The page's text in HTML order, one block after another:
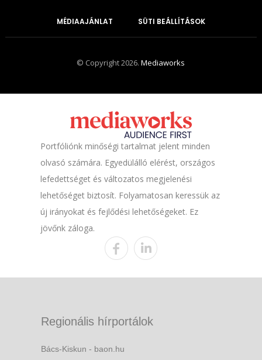
MÉDIAAJÁNLAT SÜTI BEÁLLÍTÁSOK
© Copyright 2026.Mediaworks
Portfóliónk minőségi tartalmat jelent minden
olvasó számára. Egyedülálló elérést, országos
lefedettséget és változatos megjelenési
lehetőséget biztosít. Folyamatosan keressük az
új irányokat és fejlődési lehetőségeket. Ez
jövőnk záloga.
Regionális hírportálok
Bács-Kiskun - baon.hu